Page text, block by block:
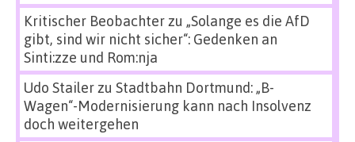
Kritischer Beobachterzu „Solange es die AfD
gibt, sind wir nicht sicher“: Gedenken an
Sinti:zze und Rom:nja
Udo Stailerzu Stadtbahn Dortmund: „B-
Wagen“-Modernisierung kann nach Insolvenz
doch weitergehen